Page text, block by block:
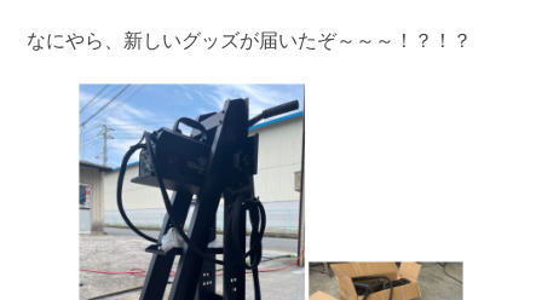
なにやら、新しいグッズが届いたぞ～～～！？！？